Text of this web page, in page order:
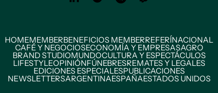
HOMEMEMBERBENEFICIOS MEMBERREFERÍNACIONAL
CAFÉ Y NEGOCIOSECONOMÍA Y EMPRESASAGRO
BRAND STUDIOMUNDOCULTURA Y ESPECTÁCULOS
LIFESTYLEOPINIÓNFÚNEBRESREMATES Y LEGALES
EDICIONES ESPECIALESPUBLICACIONES
NEWSLETTERSARGENTINAESPAÑAESTADOS UNIDOS